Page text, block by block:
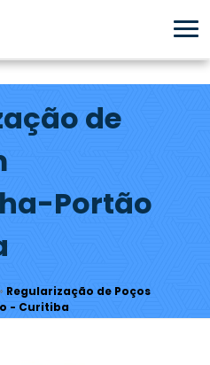
de
Portão
Regularização de Poços
- Curitiba